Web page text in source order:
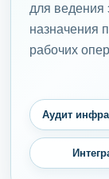
для ведения
назначения
рабочих
Аудит